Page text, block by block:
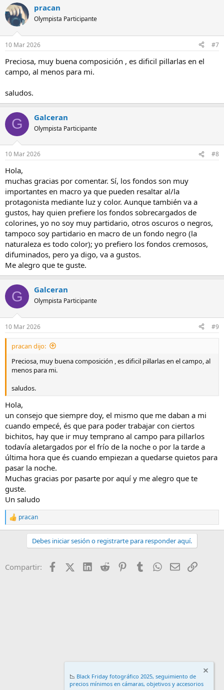
pracan
Olympista Participante
10 Mar 2026 #7
Preciosa, muy buena composición , es dificil pillarlas en el
campo, al menos para mi.
saludos.
G Galceran
Olympista Participante
10 Mar 2026 #8
Hola,
muchas gracias por comentar. Sí, los fondos son muy
importantes en macro ya que pueden resaltar al/la
protagonista mediante luz y color. Aunque también va a
gustos, hay quien prefiere los fondos sobrecargados de
colorines, yo no soy muy partidario, otros oscuros o negros,
tampoco soy partidario en macro de un fondo negro (la
naturaleza es todo color); yo prefiero los fondos cremosos,
difuminados, pero ya digo, va a gustos.
Me alegro que te guste.
G Galceran
Olympista Participante
10 Mar 2026 #9
pracan dijo:
Preciosa, muy buena composición , es dificil pillarlas en el campo, al
menos para mi.
saludos.
Hola,
un consejo que siempre doy, el mismo que me daban a mi
cuando empecé, és que para poder trabajar con ciertos
bichitos, hay que ir muy temprano al campo para pillarlos
todavía aletargados por el frío de la noche o por la tarde a
última hora que és cuando empiezan a quedarse quietos para
pasar la noche.
Muchas gracias por pasarte por aquí y me alegro que te
guste.
Un saludo
R
e
o
pracan
Debes iniciar sesión o registrarte para responder aquí.
Compartir: FacebookX (Twitter)
LinkedIn
Reddit PinterestTumblr WhatsApp
EmailEnlace
📉 Black Friday fotográfico 2025, seguimiento de
precios mínimos en cámaras, objetivos y accesorios